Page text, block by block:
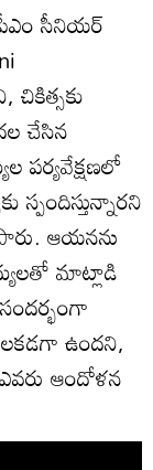
సీనియర్‌
చేసిన
పర్యవేక్షణలో
స్పందిస్తున్నారని
ఆయనను
మాట్లాడి
ఉందని,
ఆందోళన